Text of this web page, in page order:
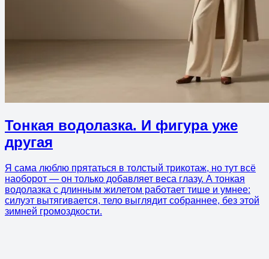
Тонкая водолазка. И фигура уже
другая
Я сама люблю прятаться в толстый трикотаж, но тут всё
наоборот — он только добавляет веса глазу. А тонкая
водолазка с длинным жилетом работает тише и умнее:
силуэт вытягивается, тело выглядит собраннее, без этой
зимней громоздкости.